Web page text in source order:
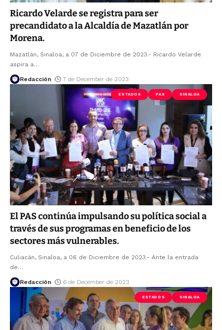
Ricardo Velarde se registra para ser
precandidato a la Alcaldía de Mazatlán por
Morena.
Mazatlán, Sinaloa, a 07 de Diciembre de 2023.- Ricardo Velarde
aspira a…
Redacción 7 de December de 2023
ESTADOS PAS SINALOA
El PAS continúa impulsando su política social a
través de sus programas en beneficio de los
sectores más vulnerables.
Culiacán, Sinaloa, a 06 de Diciembre de 2023.- Ante la entrada
de…
Redacción 6 de December de 2023
ESTADOS SINALOA